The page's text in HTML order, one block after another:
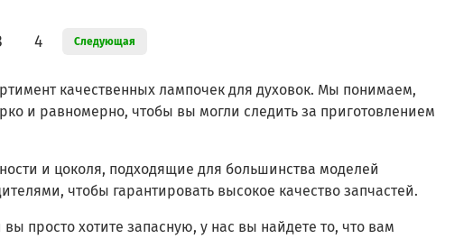
4 Следующая
качественных лампочек для духовок. Мы понимаем,
и равномерно, чтобы вы могли следить за приготовлением
и цоколя, подходящие для большинства моделей
чтобы гарантировать высокое качество запчастей.
просто хотите запасную, у нас вы найдете то, что вам